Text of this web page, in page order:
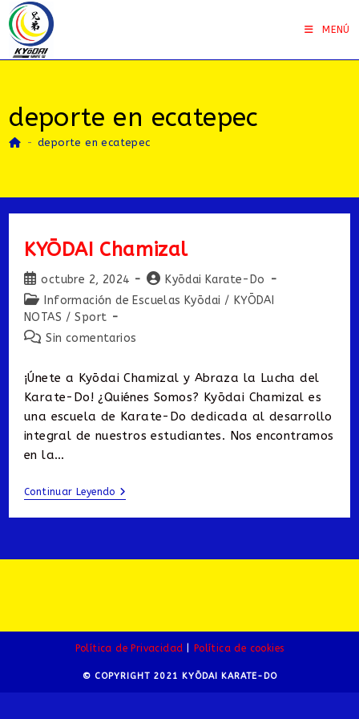
Saltar
al
contenido
MENÚ
deporte en ecatepec
- deporte en ecatepec
KYŌDAI Chamizal
Publicación
de
la
entrada:
octubre 2, 2024
Autor
de
Kyōdai Karate-Do
Categoría
de
la
Información de Escuelas Kyōdai / KYŌDAI
NOTAS / Sport
Comentarios
la
entrada:
Sin comentarios
¡Únete a Kyōdai Chamizal y Abraza la Lucha del
Karate-Do! ¿Quiénes Somos? Kyōdai Chamizal es
una escuela de Karate-Do dedicada al desarrollo
integral de nuestros estudiantes. Nos encontramos
en la…
Continuar LeyendoKYŌDAI
Chamizal
Política de Privacidad Política de cookies
© COPYRIGHT 2021 KYŌDAI KARATE-DO